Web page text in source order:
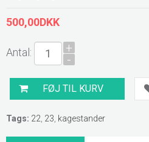
500,00DKK
Antal: +
-
Tags: 22 23 kagestander